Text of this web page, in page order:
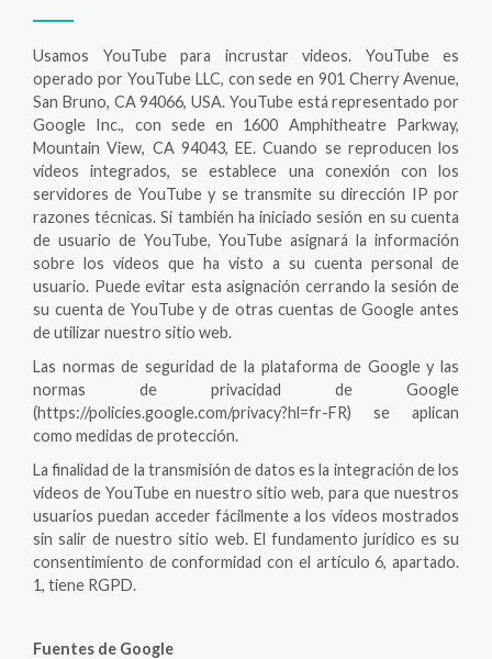
Usamos YouTube para incrustar videos. YouTube es
operado por YouTube LLC, con sede en 901 Cherry Avenue,
San Bruno, CA 94066, USA. YouTube está representado por
Google Inc., con sede en 1600 Amphitheatre Parkway,
Mountain View, CA 94043, EE. Cuando se reproducen los
vídeos integrados, se establece una conexión con los
servidores de YouTube y se transmite su dirección IP por
razones técnicas. Si también ha iniciado sesión en su cuenta
de usuario de YouTube, YouTube asignará la información
sobre los vídeos que ha visto a su cuenta personal de
usuario. Puede evitar esta asignación cerrando la sesión de
su cuenta de YouTube y de otras cuentas de Google antes
de utilizar nuestro sitio web.
Las normas de seguridad de la plataforma de Google y las
normas de privacidad de Google
(https://policies.google.com/privacy?hl=fr-FR) se aplican
como medidas de protección.
La finalidad de la transmisión de datos es la integración de los
vídeos de YouTube en nuestro sitio web, para que nuestros
usuarios puedan acceder fácilmente a los vídeos mostrados
sin salir de nuestro sitio web. El fundamento jurídico es su
consentimiento de conformidad con el artículo 6, apartado.
1, tiene RGPD.
Fuentes de Google